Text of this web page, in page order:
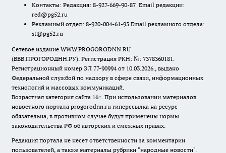
Контакты: Редакция: 8-927-669-90-87 Email редакции:
red@pg52.ru
Рекламный отдел: 8-920-004-61-95 Email рекламного отдела:
st@pg52.ru
Сетевое издание WWW.PROGORODNN.RU
(ВВВ.ПРОГОРОДНН.РУ). Регистрация РКН: №: 7378360181.
Регистрационный номер ЭЛ 77-90994 от 10.03.2026., выдано
Федеральной службой по надзору в сфере связи, информационных
технологий и массовых коммуникаций.
Возрастная категория сайта 16+. При использовании материалов
новостного портала progorodnn.ru гиперссылка на ресурс
обязательна, в противном случае будут применены нормы
законодательства РФ об авторских и смежных правах.
Редакция портала не несет ответственности за комментарии
пользователей, а также материалы рубрики "народные новости".